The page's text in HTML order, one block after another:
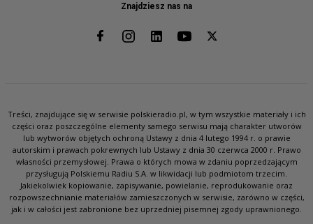
Znajdziesz nas na
Treści, znajdujące się w serwisie polskieradio.pl, w tym wszystkie materiały i ich
części oraz poszczególne elementy samego serwisu mają charakter utworów
lub wytworów objętych ochroną Ustawy z dnia 4 lutego 1994 r. o prawie
autorskim i prawach pokrewnych lub Ustawy z dnia 30 czerwca 2000 r. Prawo
własności przemysłowej. Prawa o których mowa w zdaniu poprzedzającym
przysługują Polskiemu Radiu S.A. w likwidacji lub podmiotom trzecim.
Jakiekolwiek kopiowanie, zapisywanie, powielanie, reprodukowanie oraz
rozpowszechnianie materiałów zamieszczonych w serwisie, zarówno w części,
jak i w całości jest zabronione bez uprzedniej pisemnej zgody uprawnionego.